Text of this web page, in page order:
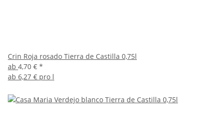
Crin Roja rosado Tierra de Castilla 0,75l
ab 4,70 € *
ab 6,27 € pro l